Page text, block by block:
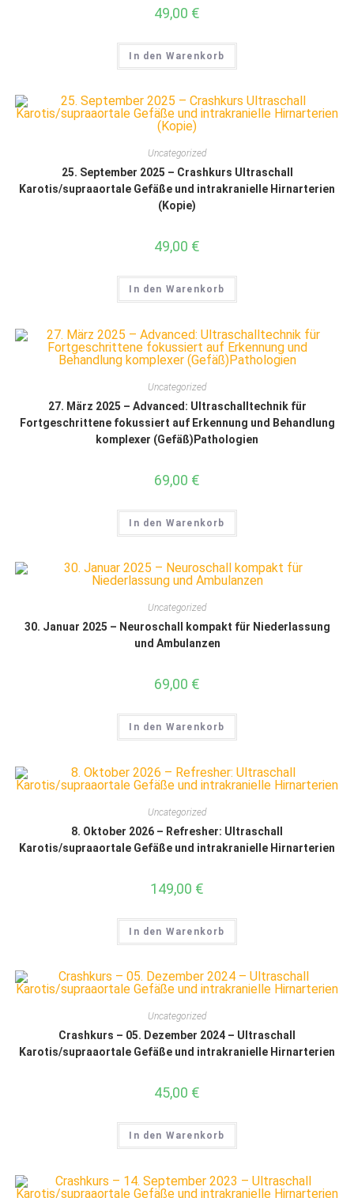
49,00 €
In den Warenkorb
Uncategorized
25. September 2025 – Crashkurs Ultraschall
Karotis/supraaortale Gefäße und intrakranielle Hirnarterien
(Kopie)
49,00 €
In den Warenkorb
Uncategorized
27. März 2025 – Advanced: Ultraschalltechnik für
Fortgeschrittene fokussiert auf Erkennung und Behandlung
komplexer (Gefäß)Pathologien
69,00 €
In den Warenkorb
Uncategorized
30. Januar 2025 – Neuroschall kompakt für Niederlassung
und Ambulanzen
69,00 €
In den Warenkorb
Uncategorized
8. Oktober 2026 – Refresher: Ultraschall
Karotis/supraaortale Gefäße und intrakranielle Hirnarterien
149,00 €
In den Warenkorb
Uncategorized
Crashkurs – 05. Dezember 2024 – Ultraschall
Karotis/supraaortale Gefäße und intrakranielle Hirnarterien
45,00 €
In den Warenkorb